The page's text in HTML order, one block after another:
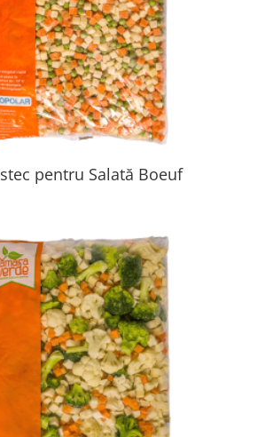
pentru Salată Boeuf